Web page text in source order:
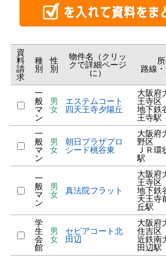
資
料
請
求
種
別
性
別
物件名（クリッ
クで詳細ページ
に）
路線
一
般
マ
ン
男
女
エステムコート
四天王寺夕陽丘
大阪府
王寺区
地下鉄
王寺駅
一
般
マ
ン
男
女
朝日プラザプロ
シード桃谷東
大阪府
野区
ＪＲ環
駅
一
般
マ
ン
男
女
真法院フラット
大阪府
王寺区
地下鉄
天王寺
丘駅
学
生
会
館
男
女
セピアコート北
田辺
大阪府
住吉区
近鉄南
田辺駅